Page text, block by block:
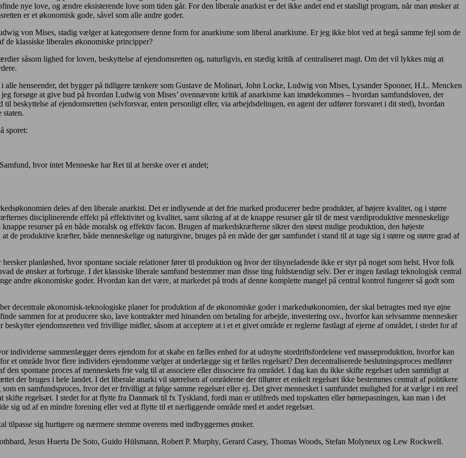
nye love, og ændre eksisterende love som tiden går. For den liberale anarkist er det ikke andet end et statsligt program, når man ønsker at
er et økonomisk gode, såvel som alle andre goder.
von Mises, stadig vælger at kategorisere denne form for anarkisme som liberal anarkisme. Er jeg ikke blot ved at begå samme fejl som de
de klassiske liberales økonomiske principper?
såsom lighed for loven, beskyttelse af ejendomsretten og, naturligvis, en stædig kritik af centraliseret magt. Om det vil lykkes mig at
alle henseender, det bygger på tidligere tænkere som Gustave de Molinari, John Locke, Ludwig von Mises, Lysander Spooner, H.L. Mencken
forsøge at give bud på hvordan Ludwig von Mises’ ovennævnte kritik af anarkisme kan imødekommes – hvordan samfundsloven, der
beskyttelse af ejendomsretten (selvforsvar, enten personligt eller, via arbejdsdelingen, en agent der udfører forsvaret i dit sted), hvordan
sporet:
hvor intet Menneske har Ret til at herske over et andet;
deles af den liberale anarkist. Det er indlysende at det frie marked producerer bedre produkter, af højere kvalitet, og i større
disciplinerende effekt på effektivitet og kvalitet, samt sikring af at de knappe resurser går til de mest værdiproduktive menneskelige
resurser på en både moralsk og effektiv facon. Brugen af markedskræfterne sikrer den størst mulige produktion, den højeste
de produktive kræfter, både menneskelige og naturgivne, bruges på en måde der gør samfundet i stand til at tage sig i større og større grad af
planløshed, hvor spontane sociale relationer fører til produktion og hvor der tilsyneladende ikke er styr på noget som helst. Hvor folk
de ønsker at forbruge. I det klassiske liberale samfund bestemmer man disse ting fuldstændigt selv. Der er ingen fastlagt teknologisk central
andre økonomiske goder. Hvordan kan det være, at markedet på trods af denne komplette mangel på central kontrol fungerer så godt som
decentrale økonomisk-teknologiske planer for produktion af de økonomiske goder i markedsøkonomien, der skal betragtes med nye øjne
sammen for at producere sko, lave kontrakter med hinanden om betaling for arbejde, investering osv., hvorfor kan selvsamme mennesker
ejendomsretten ved frivillige midler, såsom at acceptere at i et et givet område er reglerne fastlagt af ejerne af området, i stedet for af
individerne sammenlægger deres ejendom for at skabe en fælles enhed for at udnytte stordriftsfordelene ved masseproduktion, hvorfor kan
et område hvor flere individers ejendomme vælger at underlægge sig et fælles regelsæt? Den decentraliserede beslutningsproces medfører
spontane proces af menneskets frie valg til at associere eller dissociere fra området. I dag kan du ikke skifte regelsæt uden samtidigt at
der bruges i hele landet. I det liberale anarki vil størrelsen af områderne der tilhører et enkelt regelsæt ikke bestemmes centralt af politikere
en samfundsproces, hvor det er frivilligt at følge samme regelsæt eller ej. Det giver mennesket i samfundet mulighed for at vælge i en reel
regelsæt. I stedet for at flytte fra Danmark til fx Tyskland, fordi man er utilfreds med topskatten eller børnepasningen, kan man i det
sig ud af en mindre forening eller ved at flytte til et nærliggende område med et andet regelsæt.
tilpasse sig hurtigere og nærmere stemme overens med indbyggernes ønsker.
Jesus Huerta De Soto, Guido Hülsmann, Robert P. Murphy, Gerard Casey, Thomas Woods, Stefan Molyneux og Lew Rockwell.